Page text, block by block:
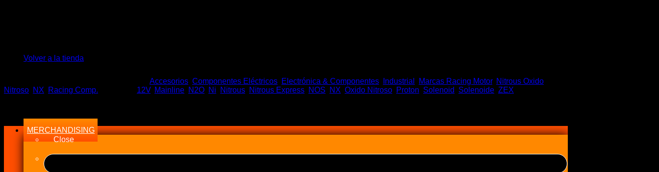
Volver a la tienda
era:
es:
Sin existencias
Accesorios Componentes Eléctricos Electrónica & Componentes Industrial Marcas Racing Motor, Nitrous Oxido
Nitroso NX Racing Comp. 12V, Mainline N2O Ni Nitrous Nitrous Express NOS NX Oxido Nitroso Proton Solenoid Solenoide ZEX
MERCHANDISING
Close